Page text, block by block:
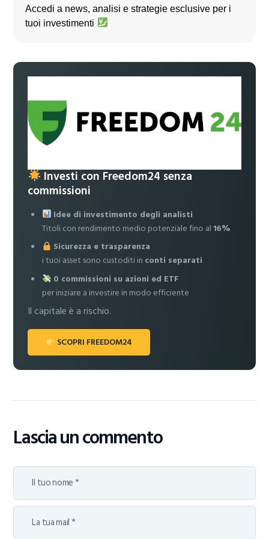
Accedi a news, analisi e strategie esclusive per i
tuoi investimenti
Investi con Freedom24 senza
commissioni
Idee di investimento degli analisti
Titoli con rendimento medio potenziale fino al16%
Sicurezza e trasparenza
i tuoi asset sono custoditi in conti separati
0 commissioni su azioni ed ETF
per iniziare a investire in modo efficiente
Il capitale è a rischio.
SCOPRI FREEDOM24
Lascia un commento